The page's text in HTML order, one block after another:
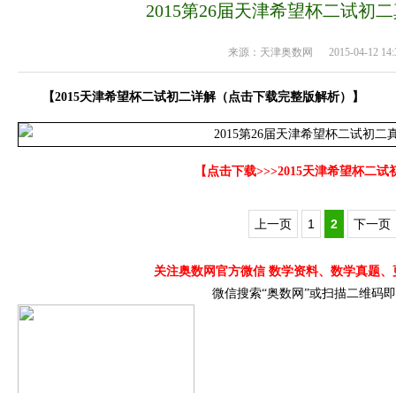
2015第26届天津希望杯二试初
来源： 天津奥数网 2015-04-12
【2015天津希望杯二试初二详解（点击下载完整版解析） 】
【点击下载>>>2015天津希望杯二试
上一页 1 2 下一页
关注奥数网官方微信 数学资料、数学真题
微信搜索“奥数网”或扫描二维码